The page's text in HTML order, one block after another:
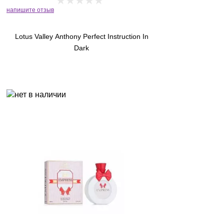
напишите отзыв
Lotus Valley Anthony Perfect Instruction In
Dark